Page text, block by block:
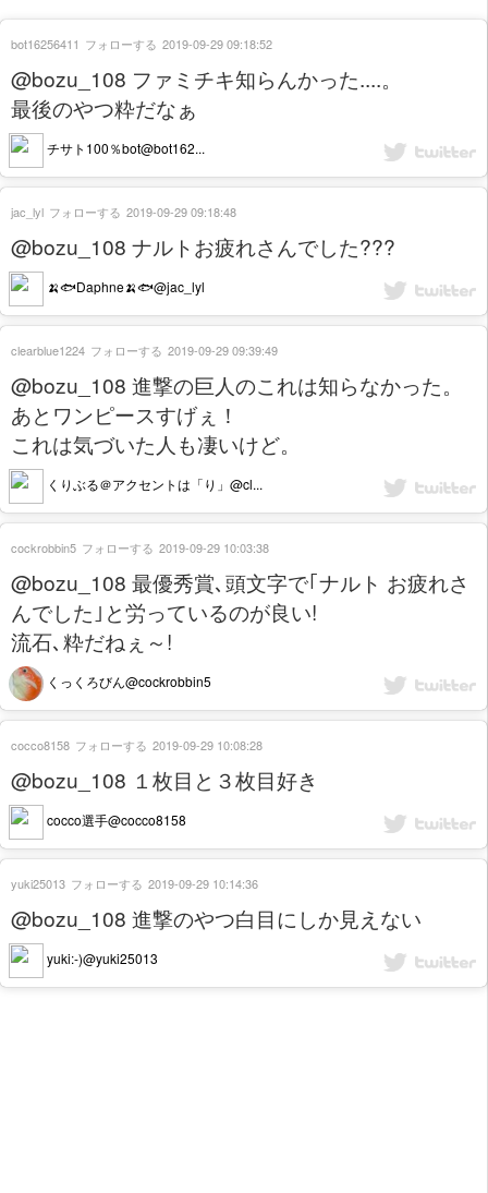
@bozu_108 ファミチキ知らんかった....。
最後のやつ粋だなぁ
チサト100％bot@bot162...
bot16256411 フォローする 2019-09-29 09:18:52
@bozu_108 ナルトお疲れさんでした???
🍌🐟Daphne🍌🐟@jac_lyl
jac_lyl フォローする 2019-09-29 09:18:48
@bozu_108 進撃の巨人のこれは知らなかった。
あとワンピースすげぇ！
これは気づいた人も凄いけど。
くりぶる＠アクセントは「り」@cl...
clearblue1224 フォローする 2019-09-29 09:39:49
@bozu_108 最優秀賞､頭文字で｢ナルト お疲れさ
んでした｣と労っているのが良い!
流石､粋だねぇ～!
くっくろびん@cockrobbin5
cockrobbin5 フォローする 2019-09-29 10:03:38
@bozu_108 １枚目と３枚目好き
cocco選手@cocco8158
cocco8158 フォローする 2019-09-29 10:08:28
@bozu_108 進撃のやつ白目にしか見えない
yuki:-)@yuki25013
yuki25013 フォローする 2019-09-29 10:14:36